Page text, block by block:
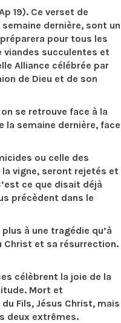
19). Ce verset de
dernière, sont un
pour tous les
viandes succulentes et
Alliance célébrée par
de Dieu et de son
se retrouve face à la
semaine dernière, face
ou celle des
la vigne, seront rejetés et
ce que disait déjà
précèdent dans le
à une tragédie qu’à
Christ et sa résurrection.
célèbrent la joie de la
Mort et
Fils, Jésus Christ, mais
deux extrêmes.